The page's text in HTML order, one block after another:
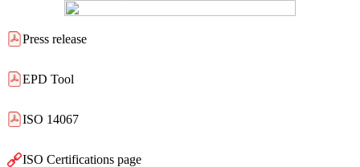
Press release
EPD Tool
ISO 14067
ISO Certifications page